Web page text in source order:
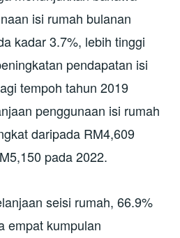
isi rumah bulanan
kadar 3.7%, lebih tinggi
pendapatan isi
tempoh tahun 2019
penggunaan isi rumah
daripada RM4,609
pada 2022.
seisi rumah, 66.9%
empat kumpulan